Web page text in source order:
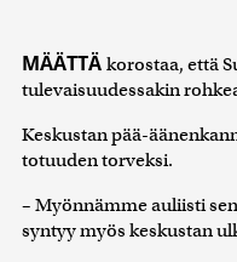
MÄÄTTÄ korostaa, että
tulevaisuudessakin
Keskustan pää-
totuuden torveksi.
– Myönnämme auliisti
syntyy myös keskustan